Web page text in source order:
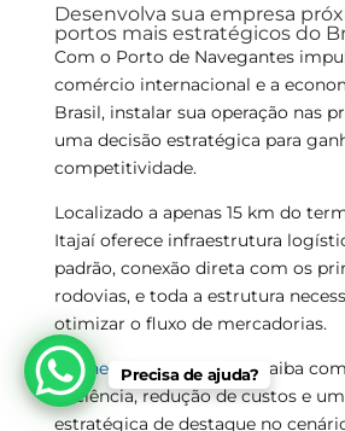
Desenvolva sua empresa
portos mais estratégicos do
Com o Porto de Navegantes
comércio internacional e a
Brasil, instalar sua operação nas
uma decisão estratégica para
competitividade.
Localizado a apenas 15 km do
Itajaí oferece infraestrutura
padrão, conexão direta com os
rodovias, e toda a estrutura
otimizar o fluxo de mercadorias.
Conheça o Mega Itajaíe saiba
eficiência, redução de custos e
estratégica de destaque no
Precisa de ajuda?